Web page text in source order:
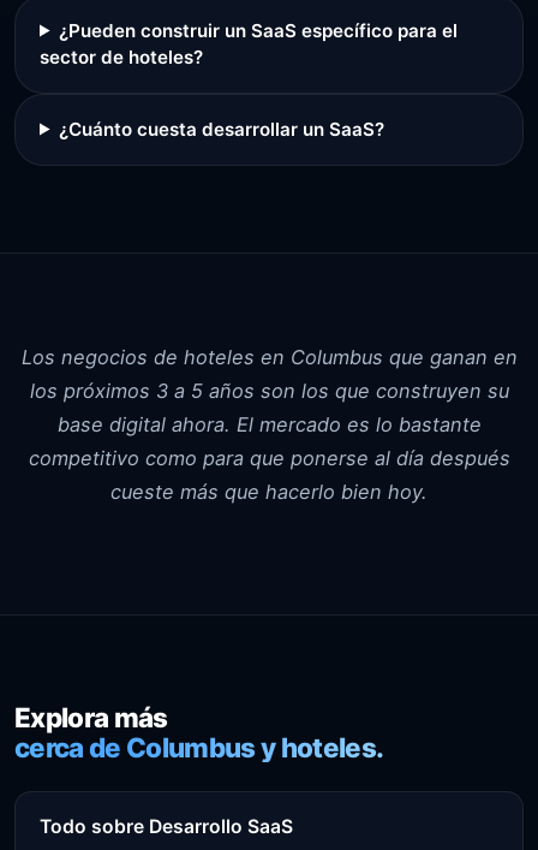
¿Pueden construir un SaaS específico para el
sector de hoteles?
¿Cuánto cuesta desarrollar un SaaS?
Los negocios de hoteles en Columbus que ganan en
los próximos 3 a 5 años son los que construyen su
base digital ahora. El mercado es lo bastante
competitivo como para que ponerse al día después
cueste más que hacerlo bien hoy.
Explora más
cerca de Columbus y hoteles.
Todo sobre Desarrollo SaaS